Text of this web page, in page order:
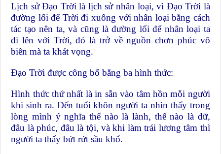
Lịch sử Đạo Trời là lịch sử nhân loại, vì Đạo Trời là
đường lối để Trời đi xuống với nhân loại bằng cách
tác tạo nên ta, và cũng là đường lối để nhân loại ta
đi lên với Trời, đó là trở về nguồn chơn phúc vô
biên mà ta khát vọng.
Đạo Trời được công bố bằng ba hình thức:
Hình thức thứ nhất là in sẵn vào tâm hồn mỗi người
khi sinh ra. Đến tuổi khôn người ta nhìn thấy trong
lòng mình ý nghĩa thế nào là lành, thế nào là dữ,
đâu là phúc, đâu là tội, và khi làm trái lương tâm thì
người ta thấy bứt rứt sầu khổ.